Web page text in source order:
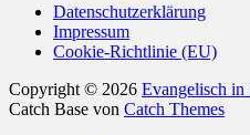
Datenschutzerklärung
Impressum
Cookie-Richtlinie (EU)
Copyright © 2026 Evangelisch in
Catch Base von Catch Themes